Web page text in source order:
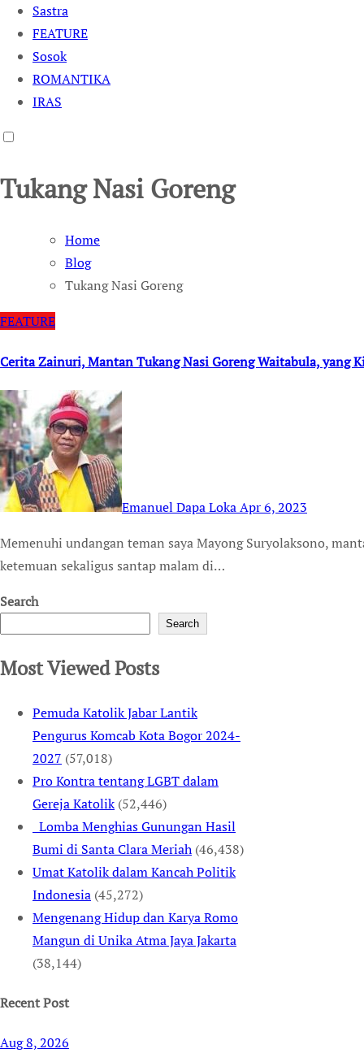
Sastra
FEATURE
Sosok
ROMANTIKA
IRAS
Tukang Nasi Goreng
Home
Blog
Tukang Nasi Goreng
FEATURE
Cerita Zainuri, Mantan Tukang Nasi Goreng Waitabula, yang
Emanuel Dapa LokaApr 6, 2023
Memenuhi undangan teman saya Mayong Suryolaksono, mantan anggota Komisi Penyiaran Indonesia (KPI) untuk
ketemuan sekaligus santap malam di…
Search
Search
Most Viewed Posts
Pemuda Katolik Jabar Lantik
Pengurus Komcab Kota Bogor 2024-
2027 (57,018)
Pro Kontra tentang LGBT dalam
Gereja Katolik (52,446)
Lomba Menghias Gunungan Hasil
Bumi di Santa Clara Meriah (46,438)
Umat Katolik dalam Kancah Politik
Indonesia (45,272)
Mengenang Hidup dan Karya Romo
Mangun di Unika Atma Jaya Jakarta
(38,144)
Recent Post
Aug 8, 2026